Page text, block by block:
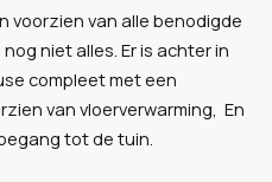
voorzien van alle benodigde
niet alles. Er is achter in
compleet met een
van vloerverwarming, En
tot de tuin.